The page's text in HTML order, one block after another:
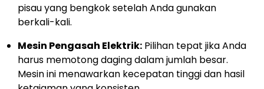
pisau yang bengkok setelah Anda gunakan
berkali-kali.
Mesin Pengasah Elektrik: Pilihan tepat jika Anda
harus memotong daging dalam jumlah besar.
Mesin ini menawarkan kecepatan tinggi dan hasil